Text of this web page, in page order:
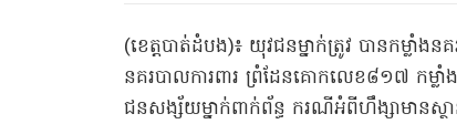
(ខេត្តបាត់ដំបង)៖ យុវជនម្នាក់ត្រូវ បានកម្ល
នគរបាលការពារ ព្រំដែនគោកលេខ៨១៧ កម្លាំ
ជនសង្ស័យម្នាក់ពាក់ព័ន្ធ ករណីអំពីហឹង្សាមានស្